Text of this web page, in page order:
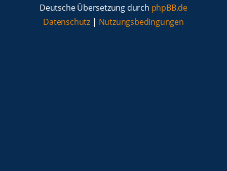
Deutsche Übersetzung durch phpBB.de
Datenschutz | Nutzungsbedingungen